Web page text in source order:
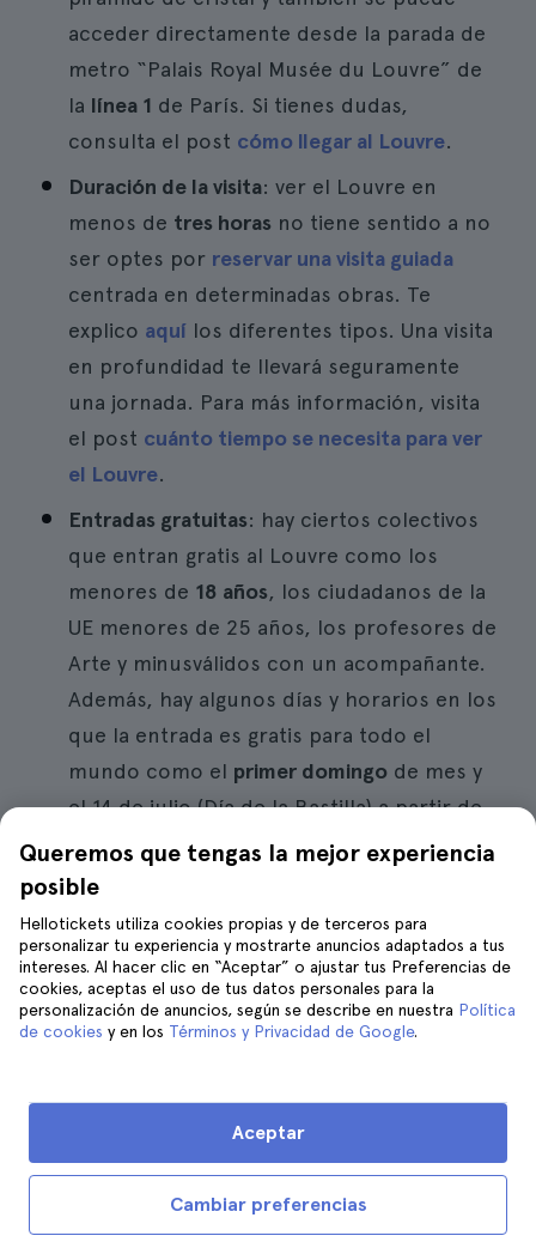
acceder directamente desde la parada de
metro “Palais Royal Musée du Louvre” de
la línea 1 de París. Si tienes dudas,
consulta el post cómo llegar al Louvre.
Duración de la visita: ver el Louvre en
menos de tres horas no tiene sentido a no
ser optes por reservar una visita guiada
centrada en determinadas obras. Te
explico aquí los diferentes tipos. Una visita
en profundidad te llevará seguramente
una jornada. Para más información, visita
el post cuánto tiempo se necesita para ver
el Louvre.
Entradas gratuitas: hay ciertos colectivos
que entran gratis al Louvre como los
menores de 18 años, los ciudadanos de la
UE menores de 25 años, los profesores de
Arte y minusválidos con un acompañante.
Además, hay algunos días y horarios en los
que la entrada es gratis para todo el
mundo como el primer domingo de mes y
el 14 de julio (Día de la Bastilla) a partir de
las 18 horas. Aunque tengas entrada
gratuita debes reservar día y franja horaria
desde la página oficial del museo. Consulta
más detalles sobre los precios aquí.
Dónde comer: dentro del Museo del
Louvre hay cafetería y restaurante. Será lo
los alrededores, sin embargo, te será algo
más difícil localizar sitios de comida. Aun
así, si quieres tener más detalles lee el
dónde comer cerca del Louvre
Queremos que tengas la mejor experiencia
posible
Hellotickets utiliza cookies propias y de terceros para
personalizar tu experiencia y mostrarte anuncios adaptados a tus
intereses. Al hacer clic en “Aceptar” o ajustar tus Preferencias de
cookies, aceptas el uso de tus datos personales para la
personalización de anuncios, según se describe en nuestra Política
de cookies y en los Términos y Privacidad de Google.
Cambiar preferencias
Aceptar